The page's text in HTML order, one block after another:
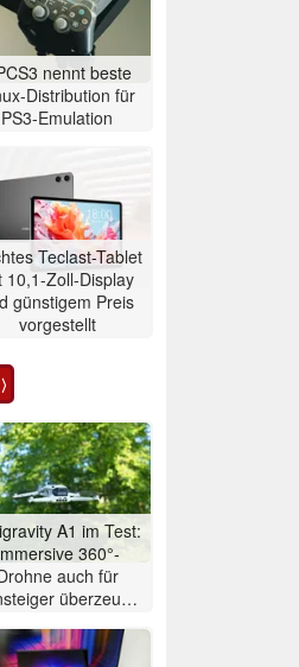
nennt beste
Distribution für
PS3-Emulation
Teclast-Tablet
10,1-Zoll-Display
günstigem Preis
vorgestellt
A1 im Test:
360°-
auch für
überzeugt